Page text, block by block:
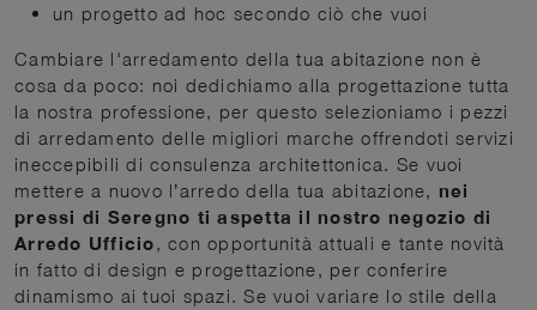
un progetto ad hoc secondo ciò che vuoi
Cambiare l'arredamento della tua abitazione non è
cosa da poco: noi dedichiamo alla progettazione tutta
la nostra professione, per questo selezioniamo i pezzi
di arredamento delle migliori marche offrendoti servizi
ineccepibili di consulenza architettonica. Se vuoi
mettere a nuovo l’arredo della tua abitazione, nei
pressi di Seregno ti aspetta il nostro negozio di
Arredo Ufficio, con opportunità attuali e tante novità
in fatto di design e progettazione, per conferire
dinamismo ai tuoi spazi. Se vuoi variare lo stile della